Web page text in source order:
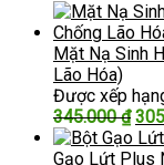
Mặt Nạ Sinh
Lão Hóa)
Được xếp
345.000₫ Giá
gốc
là:
Gạo Lứt Plus